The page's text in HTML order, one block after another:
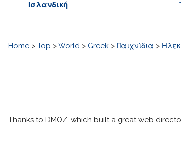
Ισλανδική
Home > Top >World > Greek > Παιχνίδια >
Thanks to DMOZ, which built a great web